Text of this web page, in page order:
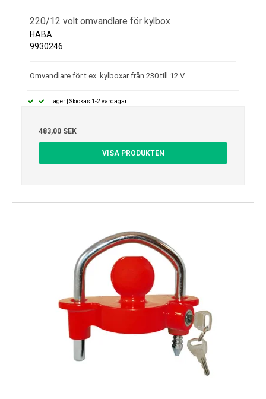
220/12 volt omvandlare för kylbox
HABA
9930246
Omvandlare för t.ex. kylboxar från 230 till 12 V.
I lager | Skickas 1-2 vardagar
483,00 SEK
VISA PRODUKTEN